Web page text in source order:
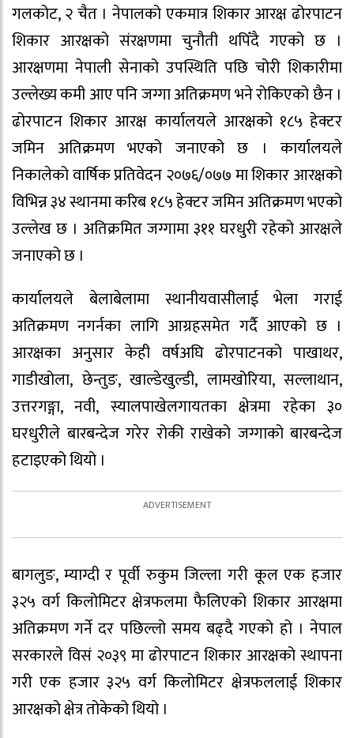
गलकोट, २ चैत । नेपालको एकमात्र शिकार आरक्ष ढोरपाटन
शिकार आरक्षको संरक्षणमा चुनौती थपिँदै गएको छ ।
आरक्षणमा नेपाली सेनाको उपस्थिति पछि चोरी शिकारीमा
उल्लेख्य कमी आए पनि जग्गा अतिक्रमण भने रोकिएको छैन ।
ढोरपाटन शिकार आरक्ष कार्यालयले आरक्षको १८५ हेक्टर
जमिन अतिक्रमण भएको जनाएको छ । कार्यालयले
निकालेको वार्षिक प्रतिवेदन २०७६/०७७ मा शिकार आरक्षको
विभिन्न ३४ स्थानमा करिब १८५ हेक्टर जमिन अतिक्रमण भएको
उल्लेख छ । अतिक्रमित जग्गामा ३११ घरधुरी रहेको आरक्षले
जनाएको छ ।
कार्यालयले बेलाबेलामा स्थानीयवासीलाई भेला गराई
अतिक्रमण नगर्नका लागि आग्रहसमेत गर्दै आएको छ ।
आरक्षका अनुसार केही वर्षअघि ढोरपाटनको पाखाथर,
गाडीखोला, छेन्तुङ, खाल्डेखुल्डी, लामखोरिया, सल्लाथान,
उत्तरगङ्गा, नवी, स्यालपाखेलगायतका क्षेत्रमा रहेका ३०
घरधुरीले बारबन्देज गरेर रोकी राखेको जग्गाको बारबन्देज
हटाइएको थियो ।
बागलुङ, म्याग्दी र पूर्वी रुकुम जिल्ला गरी कूल एक हजार
३२५ वर्ग किलोमिटर क्षेत्रफलमा फैलिएको शिकार आरक्षमा
अतिक्रमण गर्ने दर पछिल्लो समय बढ्दै गएको हो । नेपाल
सरकारले विसं २०३९ मा ढोरपाटन शिकार आरक्षको स्थापना
गरी एक हजार ३२५ वर्ग किलोमिटर क्षेत्रफललाई शिकार
आरक्षको क्षेत्र तोकेको थियो ।